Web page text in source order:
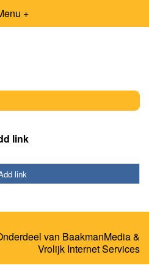
+
link
link
van BaakmanMedia&
Vrolijk Internet Services